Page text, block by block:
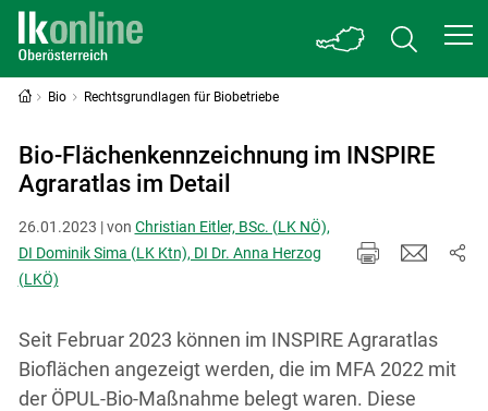
Bio Rechtsgrundlagen für Biobetriebe
Bio-Flächenkennzeichnung im INSPIRE
Agraratlas im Detail
26.01.2023 | von Christian Eitler, BSc. (LK NÖ),
DI Dominik Sima (LK Ktn), DI Dr. Anna Herzog
(LKÖ)
Seit Februar 2023 können im INSPIRE Agraratlas
Bioflächen angezeigt werden, die im MFA 2022 mit
der ÖPUL-Bio-Maßnahme belegt waren. Diese